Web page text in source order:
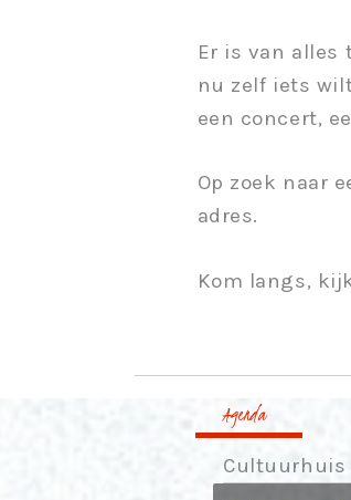
Er is van alles
nu zelf iets
een concert,
Op zoek naar
adres.
Kom langs,
Agenda
Cultuurhuis